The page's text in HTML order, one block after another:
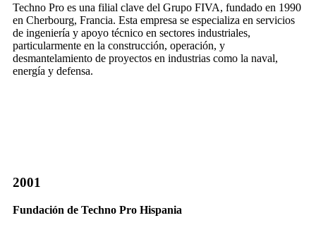
Techno Pro es una filial clave del Grupo FIVA, fundado en 1990
en Cherbourg, Francia. Esta empresa se especializa en servicios
de ingeniería y apoyo técnico en sectores industriales,
particularmente en la construcción, operación, y
desmantelamiento de proyectos en industrias como la naval,
energía y defensa.
2001
Fundación de Techno Pro Hispania